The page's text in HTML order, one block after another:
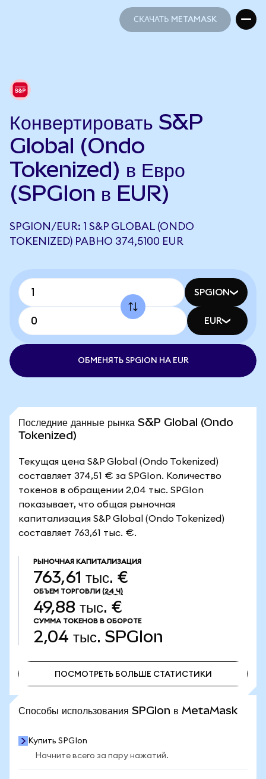
СКАЧАТЬ METAMASK
Конвертировать S&P
Global (Ondo
Tokenized) в Евро
(SPGIon в EUR)
SPGION/EUR: 1 S&P GLOBAL (ONDO
TOKENIZED) РАВНО 374,5100 EUR
SPGION
EUR
ОБМЕНЯТЬ SPGION НА EUR
Последние данные рынка S&P Global (Ondo
Tokenized)
Текущая цена S&P Global (Ondo Tokenized)
составляет 374,51 € за SPGIon. Количество
токенов в обращении 2,04 тыс. SPGIon
показывает, что общая рыночная
капитализация S&P Global (Ondo Tokenized)
составляет 763,61 тыс. €.
РЫНОЧНАЯ КАПИТАЛИЗАЦИЯ
763,61 тыс. €
ОБЪЕМ ТОРГОВЛИ (24 Ч)
49,88 тыс. €
СУММА ТОКЕНОВ В ОБОРОТЕ
2,04 тыс. SPGIon
ПОСМОТРЕТЬ БОЛЬШЕ СТАТИСТИКИ
Способы использования SPGIon в MetaMask
Купить SPGIon
Начните всего за пару нажатий.